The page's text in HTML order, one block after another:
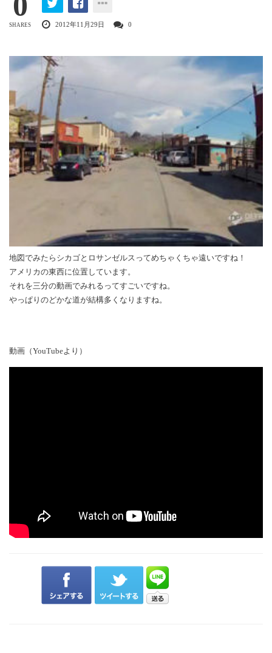
SHARES 2012年11月29日 0
地図でみたらシカゴとロサンゼルスってめちゃくちゃ遠いですね！
アメリカの東西に位置しています。
それを三分の動画でみれるってすごいですね。
やっぱりのどかな道が結構多くなりますね。
動画（YouTubeより）